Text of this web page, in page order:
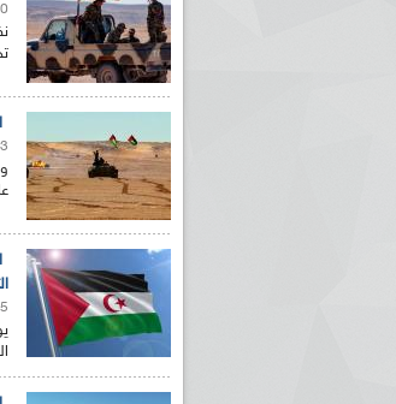
20
23
15